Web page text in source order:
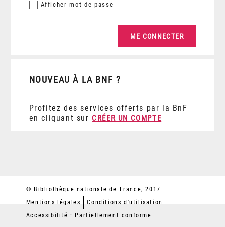
Afficher mot de passe
NOUVEAU À LA BNF ?
Profitez des services offerts par la BnF
en cliquant sur CRÉER UN COMPTE
© Bibliothèque nationale de France, 2017
Mentions légales
Conditions d'utilisation
Accessibilité : Partiellement conforme